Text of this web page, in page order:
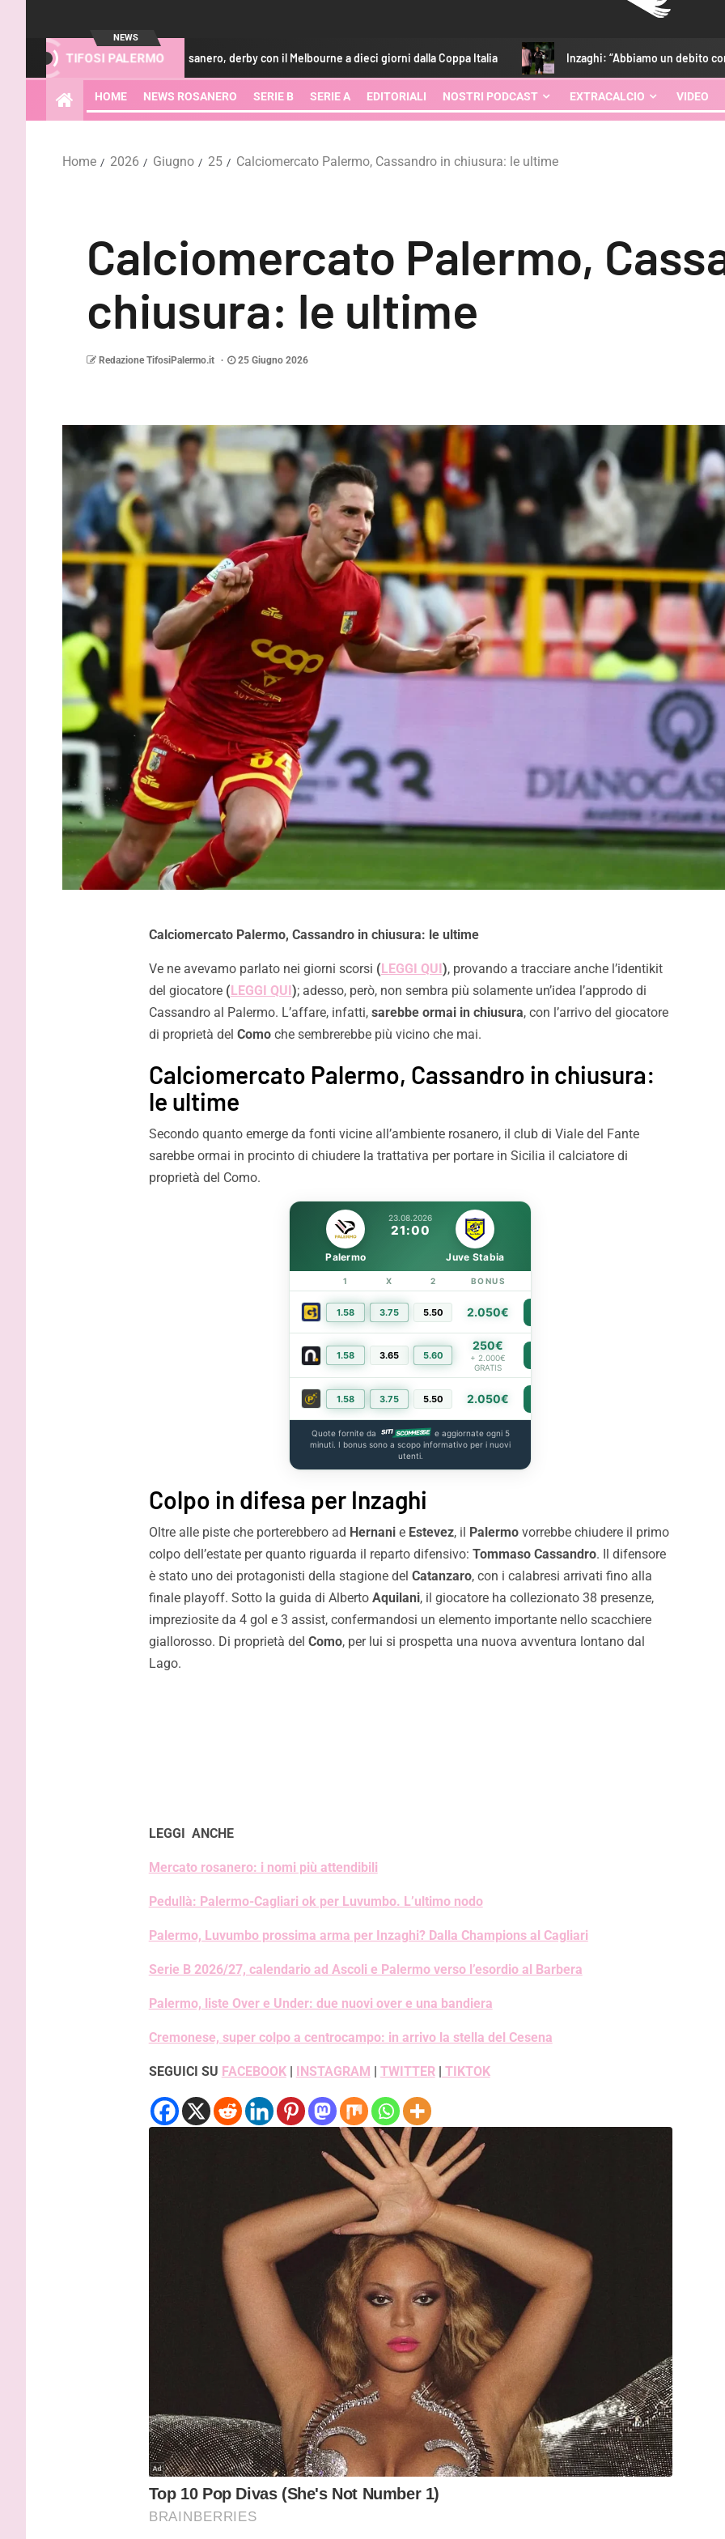
NEWS
TIFOSI PALERMO
Repubblica – Rosanero, derby con il Melbourne a dieci giorni dalla Coppa Italia Inzaghi: “Abbiamo un debito con i tifosi.
HOME NEWS ROSANERO SERIE B SERIE A EDITORIALI NOSTRI PODCAST EXTRACALCIO VIDEO
Home 2026 Giugno 25 Calciomercato Palermo, Cassandro in chiusura: le ultime
Calciomercato Palermo,
chiusura: le ultime
Redazione TifosiPalermo.it 25 Giugno 2026
Calciomercato Palermo, Cassandro in chiusura: le ultime
Ve ne avevamo parlato nei giorni scorsi (LEGGI QUI), provando a tracciare anche l’identikit
del giocatore (LEGGI QUI); adesso, però, non sembra più solamente un’idea l’approdo di
Cassandro al Palermo. L’affare, infatti, sarebbe ormai in chiusura, con l’arrivo del giocatore
di proprietà del Comoche sembrerebbe più vicino che mai.
Calciomercato Palermo, Cassandro in chiusura:
le ultime
Secondo quanto emerge da fonti vicine all’ambiente rosanero, il club di Viale del Fante
sarebbe ormai in procinto di chiudere la trattativa per portare in Sicilia il calciatore di
proprietà del Como.
23.08.2026
21:00
Palermo Juve Stabia
1 X 2 BONUS
1.58 3.75 5.50 2.050€
1.58 3.65 5.60
250€
+ 2.000€
GRATIS
1.58 3.75 5.50 2.050€
Quote fornite da
e aggiornate ogni 5
minuti. I bonus sono a scopo informativo per i nuovi
utenti.
Colpo in difesa per Inzaghi
Oltre alle piste che porterebbero ad Hernanie Estevez, il Palermovorrebbe chiudere il primo
colpo dell’estate per quanto riguarda il reparto difensivo: Tommaso Cassandro. Il difensore
è stato uno dei protagonisti della stagione del Catanzaro, con i calabresi arrivati fino alla
finale playoff. Sotto la guida di Alberto Aquilani, il giocatore ha collezionato 38 presenze,
impreziosite da 4 gol e 3 assist, confermandosi un elemento importante nello scacchiere
giallorosso. Di proprietà del Como, per lui si prospetta una nuova avventura lontano dal
Lago.
LEGGI ANCHE
Mercato rosanero: i nomi più attendibili
Pedullà: Palermo-Cagliari ok per Luvumbo. L’ultimo nodo
Palermo, Luvumbo prossima arma per Inzaghi? Dalla Champions al Cagliari
Serie B 2026/27, calendario ad Ascoli e Palermo verso l’esordio al Barbera
Palermo, liste Over e Under: due nuovi over e una bandiera
Cremonese, super colpo a centrocampo: in arrivo la stella del Cesena
SEGUICI SU FACEBOOK| INSTAGRAM | TWITTER| TIKTOK
Inzaghi: “Essere qui con le
migliori squadre d’Italia fa
capire la portata di Palermo”
Gardini: “Pronti per essere
impossibile”
Palermo, adesso è ufficiale:
comunicato